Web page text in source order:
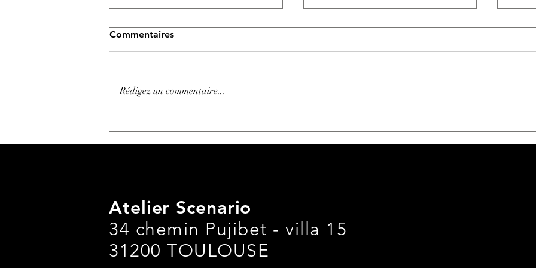
photovoltaiques sur le toit
bois !
La
Commentaires
Rédigez un commentaire...
Atelier Scenario
34 chemin Pujibet - villa 15
31200 TOULOUSE